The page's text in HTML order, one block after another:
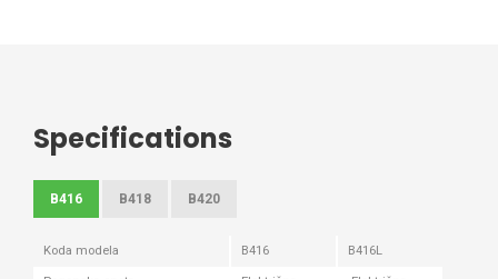
Specifications
B416 B418 B420
Koda modela B416 B416L